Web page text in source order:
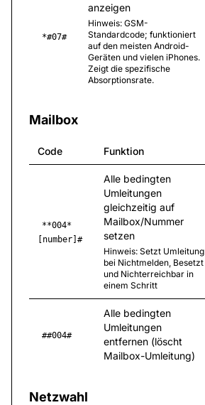
*#07#
anzeigen
Hinweis: GSM-
Standardcode; funktioniert
auf den meisten Android-
Geräten und vielen iPhones.
Zeigt die spezifische
Absorptionsrate.
Mailbox
Code Funktion
**004*
[number]#
Alle bedingten
Umleitungen
gleichzeitig auf
Mailbox/Nummer
setzen
Hinweis: Setzt Umleitung
bei Nichtmelden, Besetzt
und Nichterreichbar in
einem Schritt
##004#
Alle bedingten
Umleitungen
entfernen (löscht
Mailbox-Umleitung)
Netzwahl